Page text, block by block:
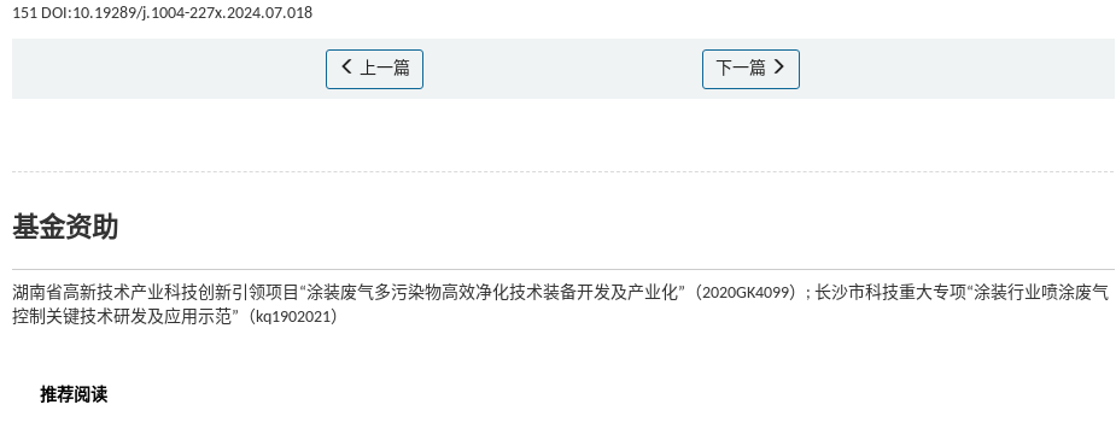
151 DOI:10.19289/j.1004-227x.2024.07.018
上一篇 下一篇
基金资助
湖南省高新技术产业科技创新引领项目“涂装废气多污染物高效净化技术装备开发及产业化”（2020GK4099）; 长沙市科技重大专项“涂装行业喷涂废气
控制关键技术研发及应用示范”（kq1902021）